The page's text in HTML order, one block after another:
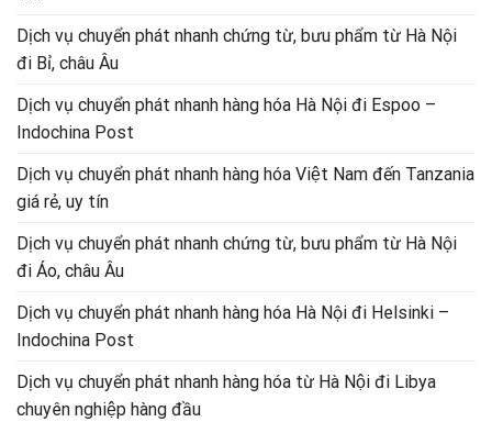
Dịch vụ chuyển phát nhanh chứng từ, bưu phẩm từ Hà Nội
đi Bỉ, châu Âu
Dịch vụ chuyển phát nhanh hàng hóa Hà Nội đi Espoo –
Indochina Post
Dịch vụ chuyển phát nhanh hàng hóa Việt Nam đến Tanzania
giá rẻ, uy tín
Dịch vụ chuyển phát nhanh chứng từ, bưu phẩm từ Hà Nội
đi Áo, châu Âu
Dịch vụ chuyển phát nhanh hàng hóa Hà Nội đi Helsinki –
Indochina Post
Dịch vụ chuyển phát nhanh hàng hóa từ Hà Nội đi Libya
chuyên nghiệp hàng đầu